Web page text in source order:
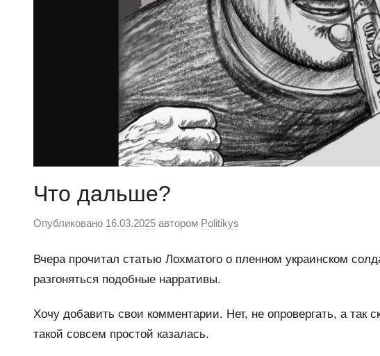
Что дальше?
Опубликовано 16.03.2025 автором Politikys
Вчера прочитал статью Лохматого о пленном украинском
разгоняться подобные нарративы.
Хочу добавить свои комментарии. Нет, не опровергать, а так
такой совсем простой казалась.